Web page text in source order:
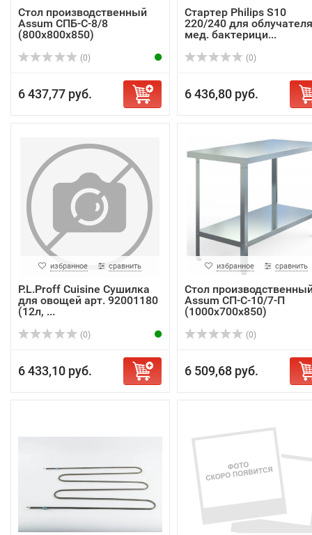
Стол производственный
Assum СПБ-С-8/8
(800х800х850)
(0)
6 437,77 руб.
Стартер Philips S10
220/240 для облучателя
мед. бактерици...
(0)
6 436,80 руб.
избранное сравнить
P.L.Proff Cuisine Сушилка
для овощей арт. 92001180
(12л, ...
(0)
6 433,10 руб.
избранное сравнить
Стол
Assum СП-С-10/7-П
(1000х700х850)
(0)
6 509,68 руб.